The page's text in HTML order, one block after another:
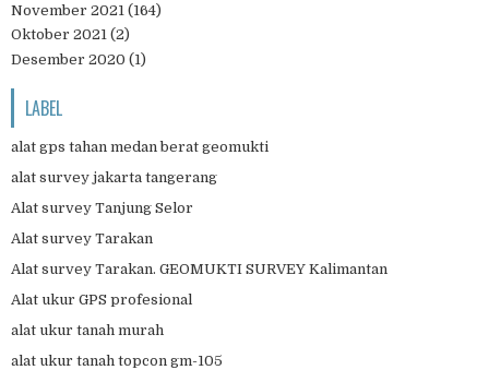
November 2021 (164)
Oktober 2021 (2)
Desember 2020 (1)
LABEL
alat gps tahan medan berat geomukti
alat survey jakarta tangerang
Alat survey Tanjung Selor
Alat survey Tarakan
Alat survey Tarakan. GEOMUKTI SURVEY Kalimantan
Alat ukur GPS profesional
alat ukur tanah murah
alat ukur tanah topcon gm-105